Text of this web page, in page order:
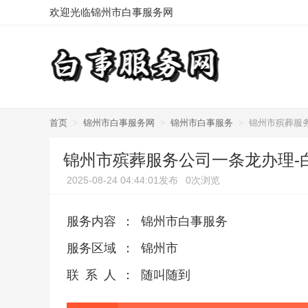
欢迎光临锦州市白事服务网
首页 > 锦州市白事服务网 > 锦州市白事服务 > 锦州市殡葬服
锦州市殡葬服务公司一条龙办理-
2025-08-24 04:44:01发布 0次浏览
服务内容 ：
锦州市白事服务
服务区域
：
锦州市
联系人
： 随叫随到